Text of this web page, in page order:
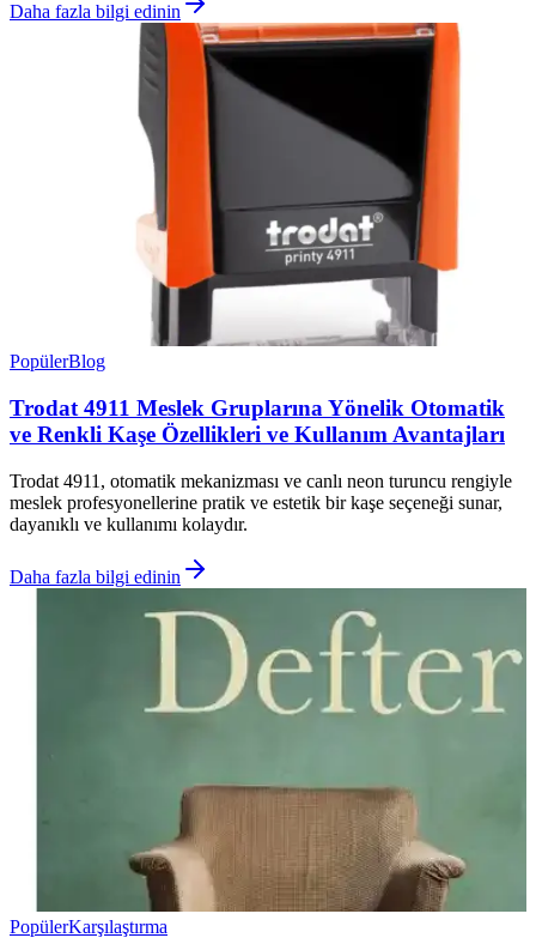
Daha fazla bilgi edinin
PopülerBlog
Trodat 4911 Meslek Gruplarına Yönelik Otomatik
ve Renkli Kaşe Özellikleri ve Kullanım Avantajları
Trodat 4911, otomatik mekanizması ve canlı neon turuncu rengiyle
meslek profesyonellerine pratik ve estetik bir kaşe seçeneği sunar,
dayanıklı ve kullanımı kolaydır.
Daha fazla bilgi edinin
PopülerKarşılaştırma